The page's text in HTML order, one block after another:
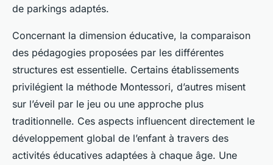
de parkings adaptés.
Concernant la dimension éducative, la comparaison
des pédagogies proposées par les différentes
structures est essentielle. Certains établissements
privilégient la méthode Montessori, d’autres misent
sur l’éveil par le jeu ou une approche plus
traditionnelle. Ces aspects influencent directement le
développement global de l’enfant à travers des
activités éducatives adaptées à chaque âge. Une